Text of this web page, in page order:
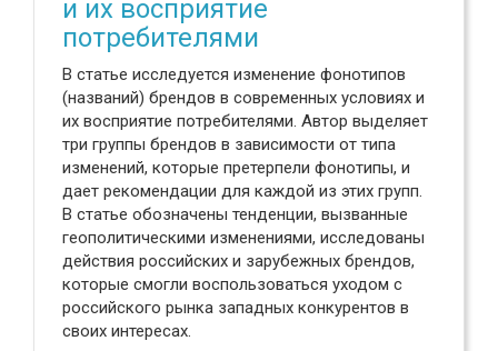
и их восприятие
потребителями
В статье исследуется изменение фонотипов
(названий) брендов в современных условиях и
их восприятие потребителями. Автор выделяет
три группы брендов в зависимости от типа
изменений, которые претерпели фонотипы, и
дает рекомендации для каждой из этих групп.
В статье обозначены тенденции, вызванные
геополитическими изменениями, исследованы
действия российских и зарубежных брендов,
которые смогли воспользоваться уходом с
российского рынка западных конкурентов в
своих интересах.